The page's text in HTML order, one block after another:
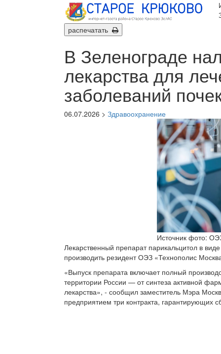
распечатать
В Зеленограде
лекарства для
заболеваний
06.07.2026 > Здравоохранение
Источник фото:
Лекарственный препарат парикальцитол в
производить резидент ОЭЗ «Технополис
«Выпуск препарата включает полный
территории России — от синтеза активной
лекарства», - сообщил заместитель Мэра
предприятием три контракта, гарантирующих